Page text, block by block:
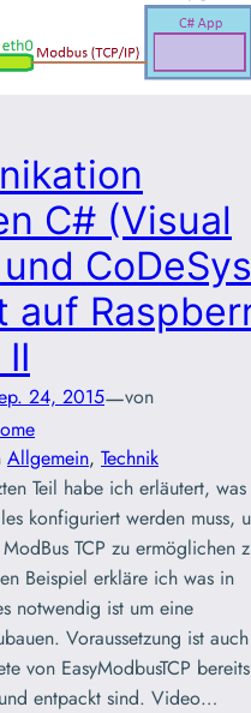
C# (Visual
CoDeSys
auf
24, 2015—von
Allgemein, Technik
Teil habe ich erläutert,
konfiguriert werden muss,
TCP zu ermöglichen
Beispiel erkläre ich was in
notwendig ist um eine
Voraussetzung ist auch
von EasyModbusTCP bereits
entpackt sind. Video…